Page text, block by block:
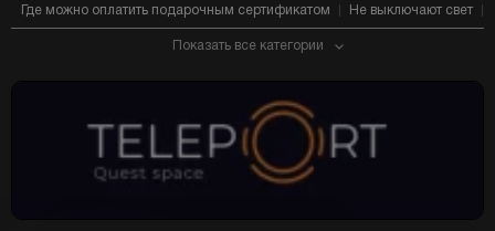
Где можно оплатить подарочным сертификатом Не выключают свет
Показать все категории